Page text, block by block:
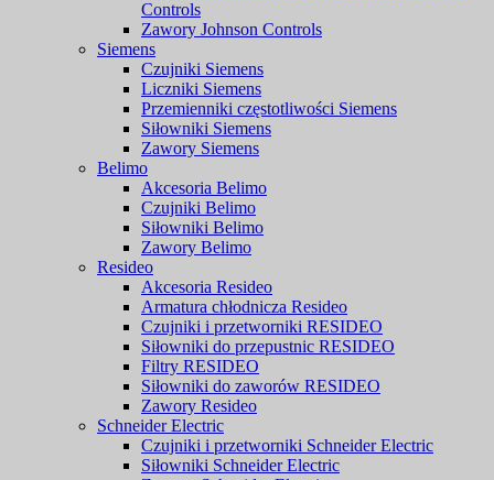
Controls
Zawory Johnson Controls
Siemens
Czujniki Siemens
Liczniki Siemens
Przemienniki częstotliwości Siemens
Siłowniki Siemens
Zawory Siemens
Belimo
Akcesoria Belimo
Czujniki Belimo
Siłowniki Belimo
Zawory Belimo
Resideo
Akcesoria Resideo
Armatura chłodnicza Resideo
Czujniki i przetworniki RESIDEO
Siłowniki do przepustnic RESIDEO
Filtry RESIDEO
Siłowniki do zaworów RESIDEO
Zawory Resideo
Schneider Electric
Czujniki i przetworniki Schneider Electric
Siłowniki Schneider Electric